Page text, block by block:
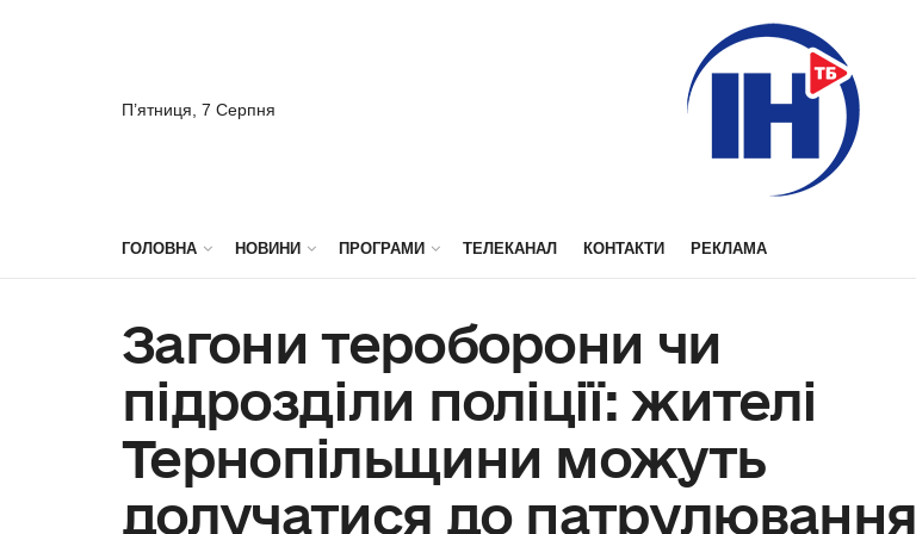
П’ятниця, 7 Серпня
ГОЛОВНА НОВИНИ ПРОГРАМИ ТЕЛЕКАНАЛ КОНТАКТИ РЕКЛАМА
Загони тероборони чи
підрозділи поліції: жителі
Тернопільщини можуть
долучатися до патрулювання